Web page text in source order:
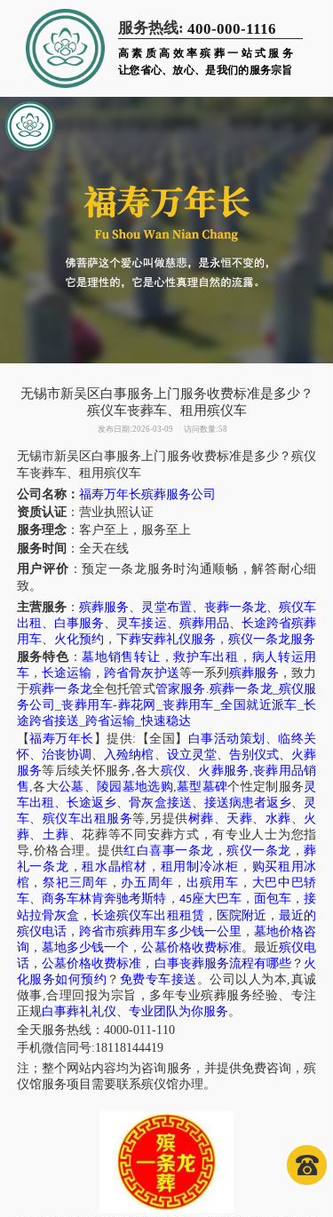
服务热线: 400-000-1116
高素质高效率殡葬一站式服务
让您省心、放心、是我们的服务宗旨
无锡市新吴区白事服务上门服务收费标准是多少？
殡仪车丧葬车、租用殡仪车
发布日期:2026-03-09 访问数量:58
无锡市新吴区 白事服务上门服务收费标准是多少？殡仪
车丧葬车、 租用殡仪车
公司名称： 福寿万年长殡葬服务公司
资质认证：营业执照认证
服务理念：客户至上，服务至上
服务时间 ：全天在线
用户评价 ：预定一条龙服务时沟通顺畅，解答耐心细
致。
主营服务 ：殡葬服务、 灵堂布置、 丧葬一条龙、殡仪车
出租 、 白事服务、 灵车接运、 殡葬用品、 长途跨省殡葬
用车、 火化预约 ， 下葬安葬礼仪服务 ， 殡仪一条龙服务
服务特色：墓地销售转让 ，救护车出租 ， 病人转运用
车， 长途运输 ，跨省骨灰护送等一系列 殡葬服务 ，致力
于殡葬一条龙全包托管式管家服务 .殡葬一条龙_ 殡仪服
务公司
_丧葬用车-葬花网 丧葬用车 全国就近派车 长
途跨省接送 跨省运输_快速稳达
【福寿万年长 】提供:【全国】 白事活动策划 、临终关
怀、 治丧协调 、 入殓纳棺、 设立灵堂、 告别仪式、 火葬
服务等后续关怀服务,各大殡仪、 火葬服务 ,丧葬用品销
售,各大公墓、 陵园墓地选购,墓型墓碑个性定制服务 灵
车出租 、长途返乡、骨灰盒接送、 接送病患者返乡、
灵
车、 殡仪车出租服务等,另提供树葬、 天葬、 水葬、 火
葬、土葬、花葬等不同安葬方式，有专业人士为您指
导,价格合理。提供红白喜事一条龙 ，殡仪一条龙 ，葬
礼一条龙 ，租水晶棺材 ， 租用制冷冰柜 ， 购买租用冰
棺 ，祭祀三周年 ， 办五周年 ， 出殡用车 ， 大巴中巴轿
车、 商务车林肯奔驰考斯特 ， 45座大巴车， 面包车 ，接
站拉骨灰盒 ，长途殡仪车出租租赁， 医院附近 ，最近的
殡仪电话 ，跨省市殡葬用车多少钱一公里 ，墓地价格咨
询 ， 墓地多少钱一个 ，公墓价格收费标准。最近殡仪电
话， 公墓价格收费标准 ， 白事丧葬服务流程有哪些 ？ 火
化服务如何预约 ？ 免费专车接送 。公司以人为本,真诚
做事,合理回报为宗旨，多年专业殡葬服务经验、专注
正规白事葬礼礼仪、 专业团队为你服务。
全天服务热线：4000-011-110
手机微信同号:18118144419
注； 整个网站内容均为咨询服务，并提供免费咨询，殡
仪馆服务项目需要联系殡仪馆办理。